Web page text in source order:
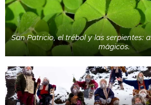
San Patricio, el trébol y las serpientes:
mágicos.